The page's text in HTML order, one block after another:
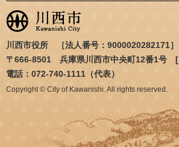
川西市役所 ［法人番号：9000020282171］
〒666-8501 兵庫県川西市中央町12番1号 [
電話：072-740-1111（代表）
Copyright © City of Kawanishi. All rights reserved.